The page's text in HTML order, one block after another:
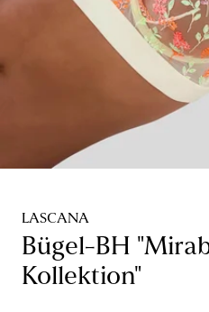
LASCANA
Bügel-BH
Kollektion"